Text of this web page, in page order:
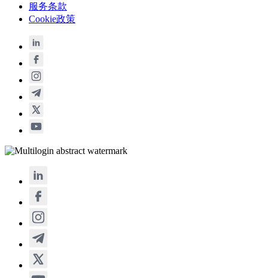
服务条款
Cookie政策